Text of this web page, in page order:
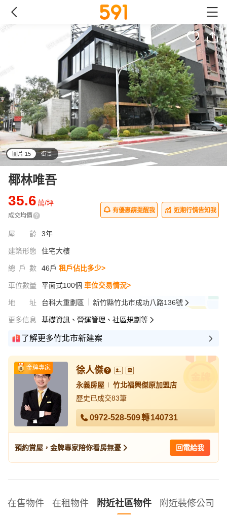
圖片 15 街景
椰林唯吾
35.6萬/坪
成交均價
有優惠請提醒我 近期行情告知我
屋齡 3年
建築形態 住宅大樓
總戶數 46戶 租戶佔比多少>
車位數量 平面式100個 車位交易情況>
地址 台科大重劃區 新竹縣竹北市成功八路136號
更多信息 基礎資訊、營運管理、社區規劃等
了解更多竹北市新建案
金牌專家 徐人傑
永義房屋
竹北福興傑原加盟店
歷史已成交83筆
0972-528-509轉140731
預約賞屋，金牌專家陪你看房無憂 回電給我
在售物件 在租物件 附近社區物件 附近裝修公司